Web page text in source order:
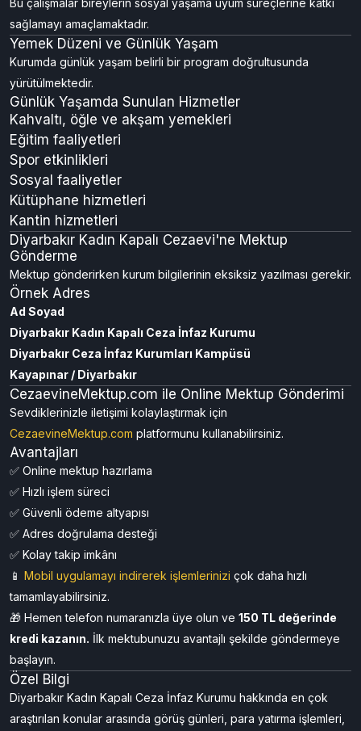
sağlamayı amaçlamaktadır.
Yemek Düzeni ve Günlük Yaşam
Kurumda günlük yaşam belirli bir program doğrultusunda
yürütülmektedir.
Günlük Yaşamda Sunulan Hizmetler
Kahvaltı, öğle ve akşam yemekleri
Eğitim faaliyetleri
Spor etkinlikleri
Sosyal faaliyetler
Kütüphane hizmetleri
Kantin hizmetleri
Diyarbakır Kadın Kapalı Cezaevi'ne Mektup
Gönderme
Mektup gönderirken kurum bilgilerinin eksiksiz yazılması gerekir.
Örnek Adres
Ad Soyad
Diyarbakır Kadın Kapalı Ceza İnfaz Kurumu
Diyarbakır Ceza İnfaz Kurumları Kampüsü
Kayapınar / Diyarbakır
CezaevineMektup.com ile Online Mektup Gönderimi
Sevdiklerinizle iletişimi kolaylaştırmak için
CezaevineMektup.com platformunu kullanabilirsiniz.
Avantajları
✅ Online mektup hazırlama
✅ Hızlı işlem süreci
✅ Güvenli ödeme altyapısı
✅ Adres doğrulama desteği
✅ Kolay takip imkânı
📱 Mobil uygulamayı indirerek işlemlerinizi çok daha hızlı
tamamlayabilirsiniz.
🎁 Hemen telefon numaranızla üye olun ve 150 TL değerinde
kredi kazanın. İlk mektubunuzu avantajlı şekilde göndermeye
başlayın.
Özel Bilgi
Diyarbakır Kadın Kapalı Ceza İnfaz Kurumu hakkında en çok
araştırılan konular arasında görüş günleri, para yatırma işlemleri,